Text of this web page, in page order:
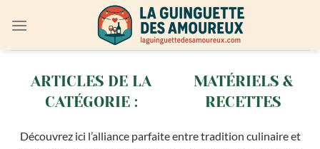
MATÉRIELS &
RECETTES
Découvrez ici l’alliance parfaite entre tradition culinaire et